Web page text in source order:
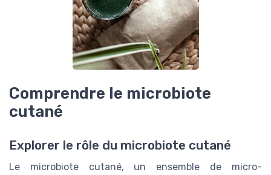
Comprendre le microbiote
cutané
Explorer le rôle du microbiote cutané
Le microbiote cutané, un ensemble de micro-